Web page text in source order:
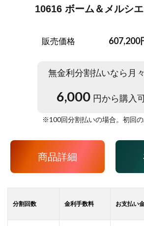
10616 ボーム＆メルシ
販売価格 607,200
無金利分割払いなら月
6,000 円から購入
※100回分割払いの場合。初回
商品詳細